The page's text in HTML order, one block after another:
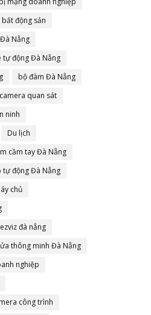
bất động sản
Nẵng
tự động Đà Nẵng
bộ đàm Đà Nẵng
quan sát
ninh
Du lịch
cầm tay Đà Nẵng
tự động Đà Nẵng
chủ
đà nẵng
thông minh Đà Nẵng
nghiệp
công trình